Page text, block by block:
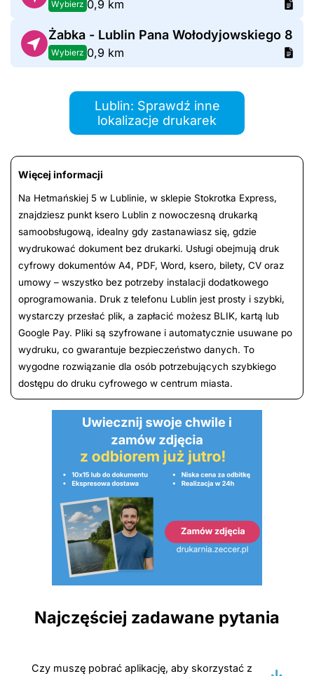
Wybierz 0,9 km
Żabka - Lublin Pana Wołodyjowskiego 8
Wybierz 0,9 km
Lublin: Sprawdź inne
lokalizacje drukarek
Więcej informacji
Na Hetmańskiej 5 w Lublinie, w sklepie Stokrotka Express,
znajdziesz punkt ksero Lublin z nowoczesną drukarką
samoobsługową, idealny gdy zastanawiasz się, gdzie
wydrukować dokument bez drukarki. Usługi obejmują druk
cyfrowy dokumentów A4, PDF, Word, ksero, bilety, CV oraz
umowy – wszystko bez potrzeby instalacji dodatkowego
oprogramowania. Druk z telefonu Lublin jest prosty i szybki,
wystarczy przesłać plik, a zapłacić możesz BLIK, kartą lub
Google Pay. Pliki są szyfrowane i automatycznie usuwane po
wydruku, co gwarantuje bezpieczeństwo danych. To
wygodne rozwiązanie dla osób potrzebujących szybkiego
dostępu do druku cyfrowego w centrum miasta.
Najczęściej zadawane pytania
Czy muszę pobrać aplikację, aby skorzystać z